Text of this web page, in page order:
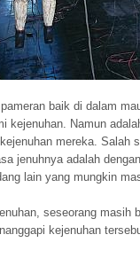
baik di dalam
kejenuhan. Namun
mereka. Salah
jenuhnya adalah
lain yang mungkin
seseorang masih
kejenuhan